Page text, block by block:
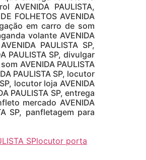
AVENIDA PAULISTA,
FOLHETOS AVENIDA
em carro de som
volante AVENIDA
PAULISTA SP,
PAULISTA SP, divulgar
AVENIDA PAULISTA
PAULISTA SP, locutor
locutor loja AVENIDA
PAULISTA SP, entrega
mercado AVENIDA
SP, panfletagem para
SPlocutor porta